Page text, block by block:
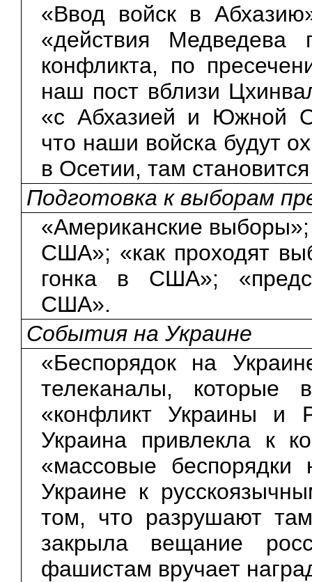
«Ввод войск в
«действия Медведева
конфликта, по
наш пост вблизи
«с Абхазией и Южной
что наши войска будут
в Осетии, там
Подготовка к выборам
«Американские
США»; «как проходят
гонка в США»;
США».
События на Украине
«Беспорядок на
телеканалы, которые
«конфликт Украины и
Украина привлекла к
«массовые
Украине к
том, что разрушают
закрыла вещание
фашистам вручает